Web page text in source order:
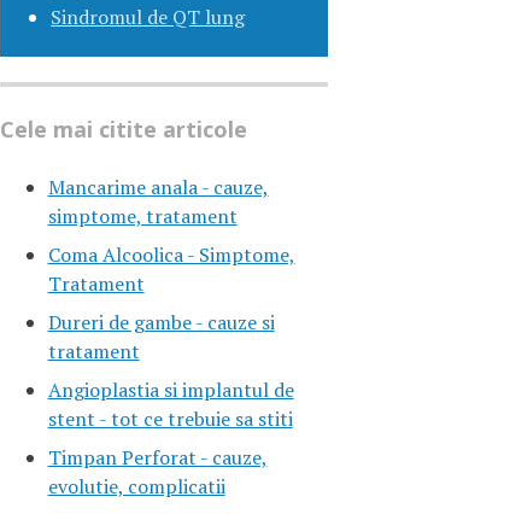
Sindromul de QT lung
Cele mai citite articole
Mancarime anala - cauze,
simptome, tratament
Coma Alcoolica - Simptome,
Tratament
Dureri de gambe - cauze si
tratament
Angioplastia si implantul de
stent - tot ce trebuie sa stiti
Timpan Perforat - cauze,
evolutie, complicatii